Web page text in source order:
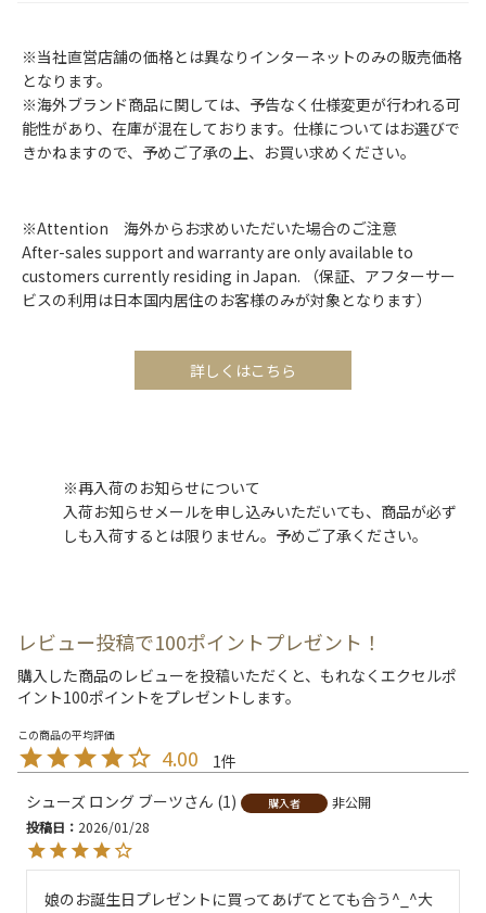
※当社直営店舗の価格とは異なりインターネットのみの販売価格
となります。
※海外ブランド商品に関しては、予告なく仕様変更が行われる可
能性があり、在庫が混在しております。仕様についてはお選びで
きかねますので、予めご了承の上、お買い求めください。
※Attention 海外からお求めいただいた場合のご注意
After-sales support and warranty are only available to
customers currently residing in Japan. （保証、アフターサー
ビスの利用は日本国内居住のお客様のみが対象となります）
詳しくはこちら
※再入荷のお知らせについて
入荷お知らせメールを申し込みいただいても、商品が必ず
しも入荷するとは限りません。予めご了承ください。
レビュー投稿で100ポイントプレゼント！
購入した商品のレビューを投稿いただくと、もれなくエクセルポ
イント100ポイントをプレゼントします。
4.00
1
シューズ ロング ブーツ
1 購入者
非公開
投稿日
2026/01/28
娘のお誕生日プレゼントに買ってあげてとても合う^_^大